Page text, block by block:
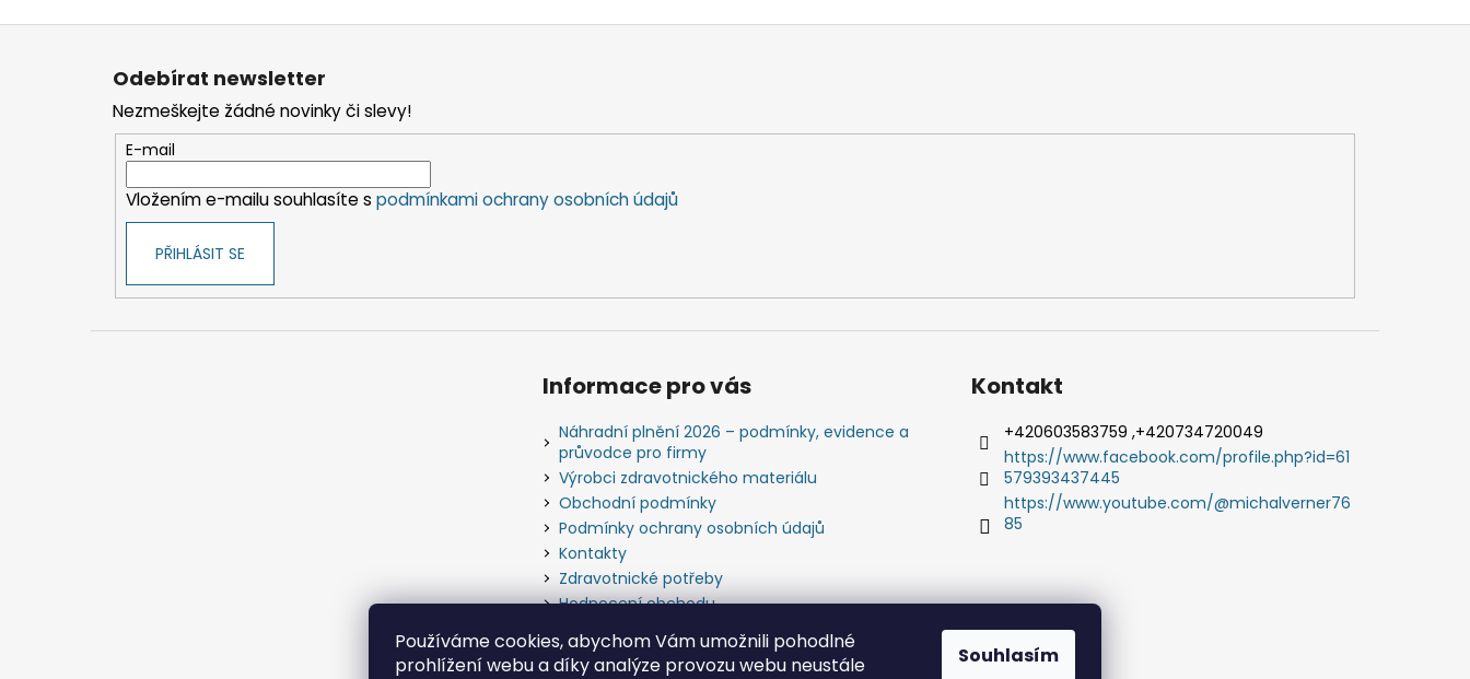
Používáme cookies, abychom Vám umožnili pohodlné
prohlížení webu a díky analýze provozu webu neustále
Souhlasím
Odebírat newsletter
Nezmeškejte žádné novinky či slevy!
E-mail
Vložením e-mailu souhlasíte s podmínkami ochrany osobních údajů
PŘIHLÁSIT SE
Informace pro vás
Náhradní plnění 2026 – podmínky, evidence a
průvodce pro firmy
Výrobci zdravotnického materiálu
Obchodní podmínky
Podmínky ochrany osobních údajů
Kontakty
Zdravotnické potřeby
Hodnocení obchodu
Kontakt
+420603583759 ,+420734720049
https://www.facebook.com/profile.php?id=61
579393437445
https://www.youtube.com/@michalverner76
85